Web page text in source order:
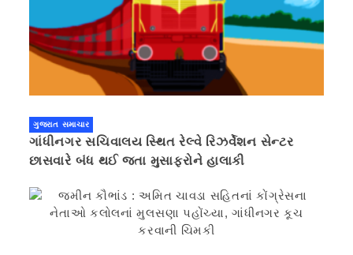
ગુજરાત સમાચાર
ગાંધીનગર સચિવાલય સ્થિત રેલ્વે રિઝર્વેશન સેન્ટર
છાસવારે બંધ થઈ જતા મુસાફરોને હાલાકી